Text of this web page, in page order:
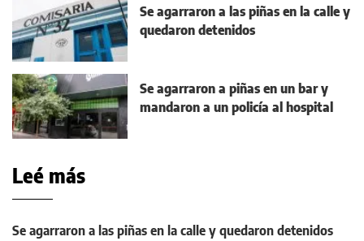
Se agarraron a las piñas en la calle y
quedaron detenidos
Se agarraron a piñas en un bar y
mandaron a un policía al hospital
Leé más
Se agarraron a las piñas en la calle y quedaron detenidos